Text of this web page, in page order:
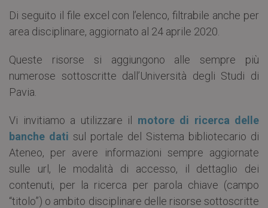
Di seguito il file excel con l’elenco, filtrabile anche per
area disciplinare, aggiornato al 24 aprile 2020.
Queste risorse si aggiungono alle sempre più
numerose sottoscritte dall’Università degli Studi di
Pavia.
Vi invitiamo a utilizzare il motore di ricerca delle
banche dati sul portale del Sistema bibliotecario di
Ateneo, per avere informazioni sempre aggiornate
sulle url, le modalità di accesso, il dettaglio dei
contenuti, per la ricerca per parola chiave (campo
“titolo”) o ambito disciplinare delle risorse sottoscritte